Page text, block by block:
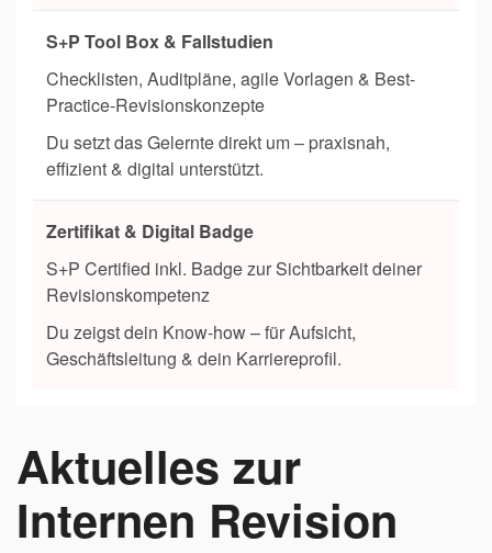
S+P Tool Box & Fallstudien
Checklisten, Auditpläne, agile Vorlagen & Best-
Practice-Revisionskonzepte
Du setzt das Gelernte direkt um – praxisnah,
effizient & digital unterstützt.
Zertifikat & Digital Badge
S+P Certified inkl. Badge zur Sichtbarkeit deiner
Revisionskompetenz
Du zeigst dein Know-how – für Aufsicht,
Geschäftsleitung & dein Karriereprofil.
Aktuelles zur
Internen Revision